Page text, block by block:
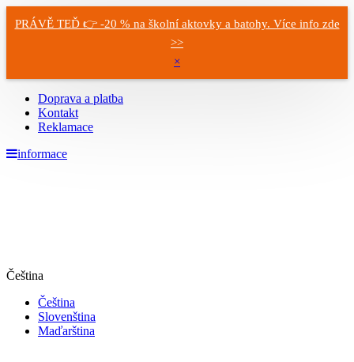
PRÁVĚ TEĎ 👉 -20 % na školní aktovky a batohy. Více info zde
>>
×
Doprava a platba
Kontakt
Reklamace
informace
Čeština
Čeština
Slovenština
Maďarština